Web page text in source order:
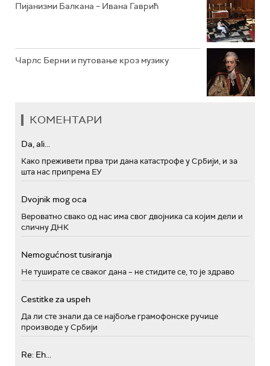
Пијанизми Балкана – Ивана Гаврић
Чарлс Берни и путовање кроз музику
КОМЕНТАРИ
Da, ali...
Како преживети прва три дана катастрофе у Србији, и за
шта нас припрема ЕУ
Dvojnik mog oca
Вероватно свако од нас има свог двојника са којим дели и
сличну ДНК
Nemogućnost tusiranja
Не туширате се сваког дана – не стидите се, то је здраво
Cestitke za uspeh
Да ли сте знали да се најбоље грамофонске ручице
производе у Србији
Re: Eh...